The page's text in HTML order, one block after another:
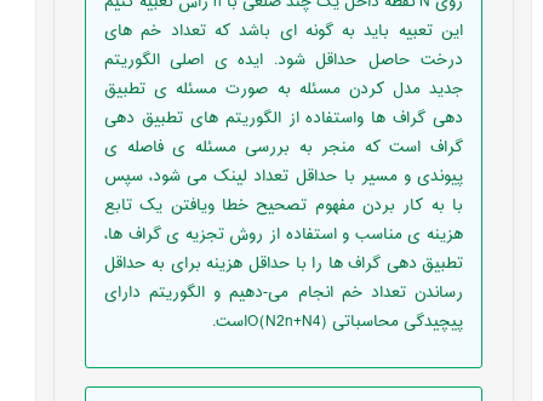
این تعبیه باید به گونه ای باشد که تعداد خم های
درخت حاصل حداقل شود. ایده ی اصلی الگوریتم
جدید مدل کردن مسئله به صورت مسئله ی تطبیق
دهی گراف ها واستفاده از الگوریتم های تطبیق دهی
گراف است که منجر به بررسی مسئله ی فاصله ی
پیوندی و مسیر با حداقل تعداد لینک می شود، سپس
با به کار بردن مفهوم تصحیح خطا ویافتن یک تابع
هزینه ی مناسب و استفاده از روش تجزیه ی گراف ها،
تطبیق دهی گراف ها را با حداقل هزینه برای به حداقل
رساندن تعداد خم انجام می-دهیم و الگوریتم دارای
پیچیدگی محاسباتی O(N2n+N4)است.